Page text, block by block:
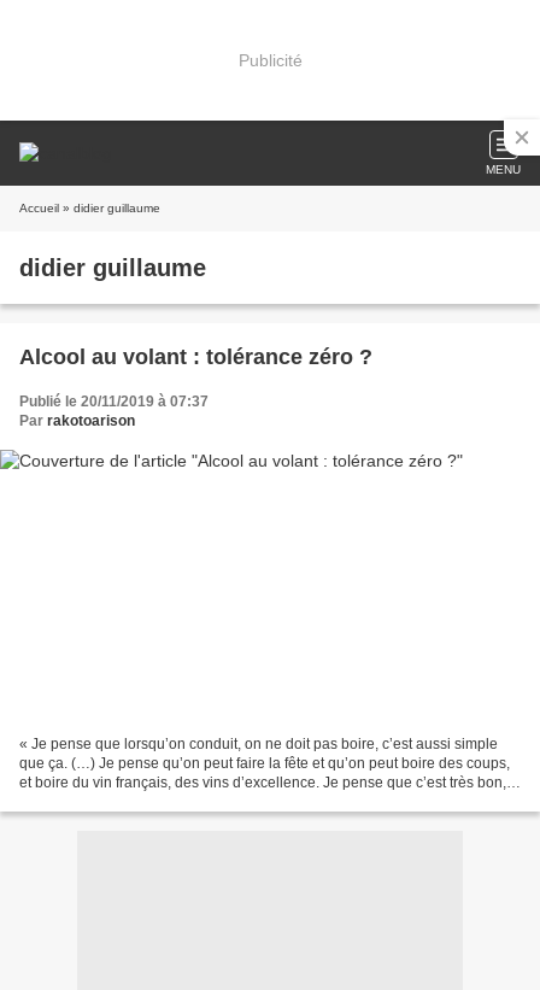
Publicité
MENU
Accueil » didier guillaume
didier guillaume
Alcool au volant : tolérance zéro ?
Publié le 20/11/2019 à 07:37
Par rakotoarison
« Je pense que lorsqu’on conduit, on ne doit pas boire, c’est aussi simple
que ça. (…) Je pense qu’on peut faire la fête et qu’on peut boire des coups,
et boire du vin français, des vins d’excellence. Je pense que c’est très bon,